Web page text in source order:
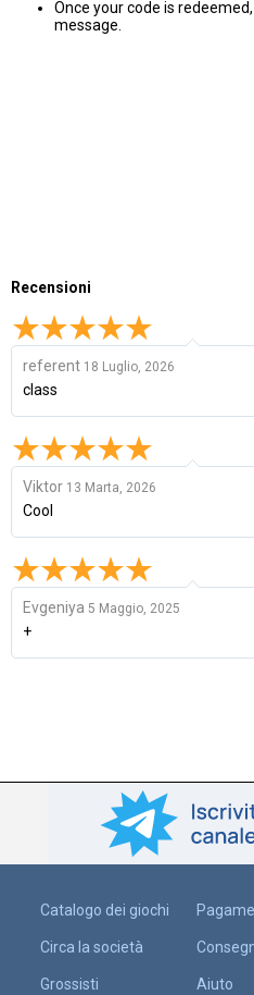
Once your code is
message.
Recensioni
referent 18 Luglio, 2026
class
Viktor 13 Marta, 2026
Cool
Evgeniya 5 Maggio, 2025
+
Catalogo dei giochi
Circa la società
Grossisti Aiuto